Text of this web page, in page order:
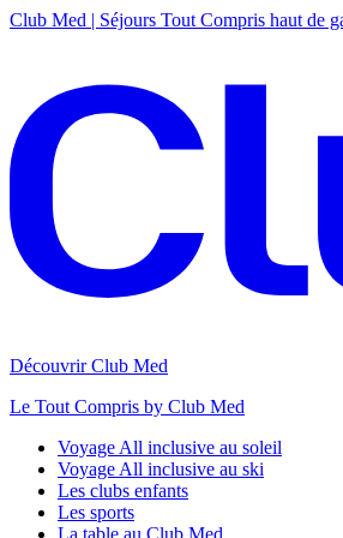
Club Med | Séjours Tout Compris haut de
Découvrir Club Med
Le Tout Compris by Club Med
Voyage All inclusive au soleil
Voyage All inclusive au ski
Les clubs enfants
Les sports
La table au Club Med